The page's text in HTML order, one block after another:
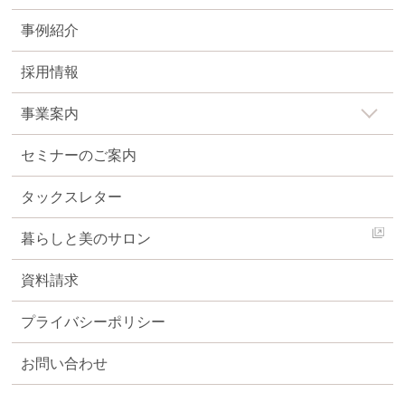
事例紹介
採用情報
事業案内
セミナーのご案内
タックスレター
暮らしと美のサロン
資料請求
プライバシーポリシー
お問い合わせ